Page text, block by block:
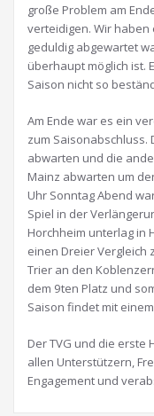
große Problem am
verteidigen. Wir
geduldig abgewartet
überhaupt möglich ist.
Saison nicht so
Am Ende war es ein
zum Saisonabschluss.
abwarten und die
Mainz abwarten um
Uhr Sonntag Abend
Spiel in der
Horchheim unterlag in
einen Dreier Vergleich
Trier an den
dem 9ten Platz und
Saison findet mit
Der TVG und die
allen Unterstützern,
Engagement und